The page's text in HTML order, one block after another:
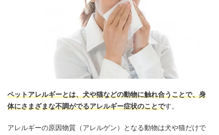
ペットアレルギーとは、犬や猫などの動物に触れ合うことで、身
体にさまざまな不調がでるアレルギー症状のことです。
アレルギーの原因物質（アレルゲン）となる動物は犬や猫だけで